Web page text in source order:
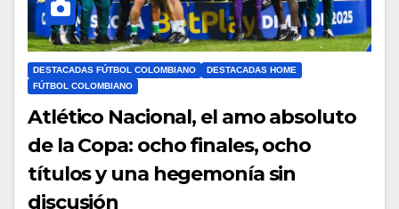
DESTACADAS FÚTBOL COLOMBIANO
DESTACADAS HOME
FÚTBOL COLOMBIANO
Atlético Nacional, el amo absoluto
de la Copa: ocho finales, ocho
títulos y una hegemonía sin
discusión